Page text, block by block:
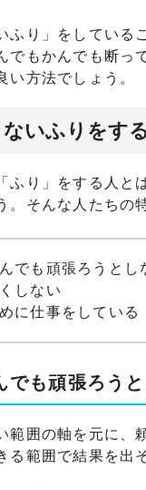
ふり」をしている
でもかんでも断っ
い方法でしょう。
いふりをす
ふり」をする人と
。そんな人たちの
でも頑張ろうとし
しない
に仕事をしている
でも頑張ろう
範囲の軸を元に、
る範囲で結果を出